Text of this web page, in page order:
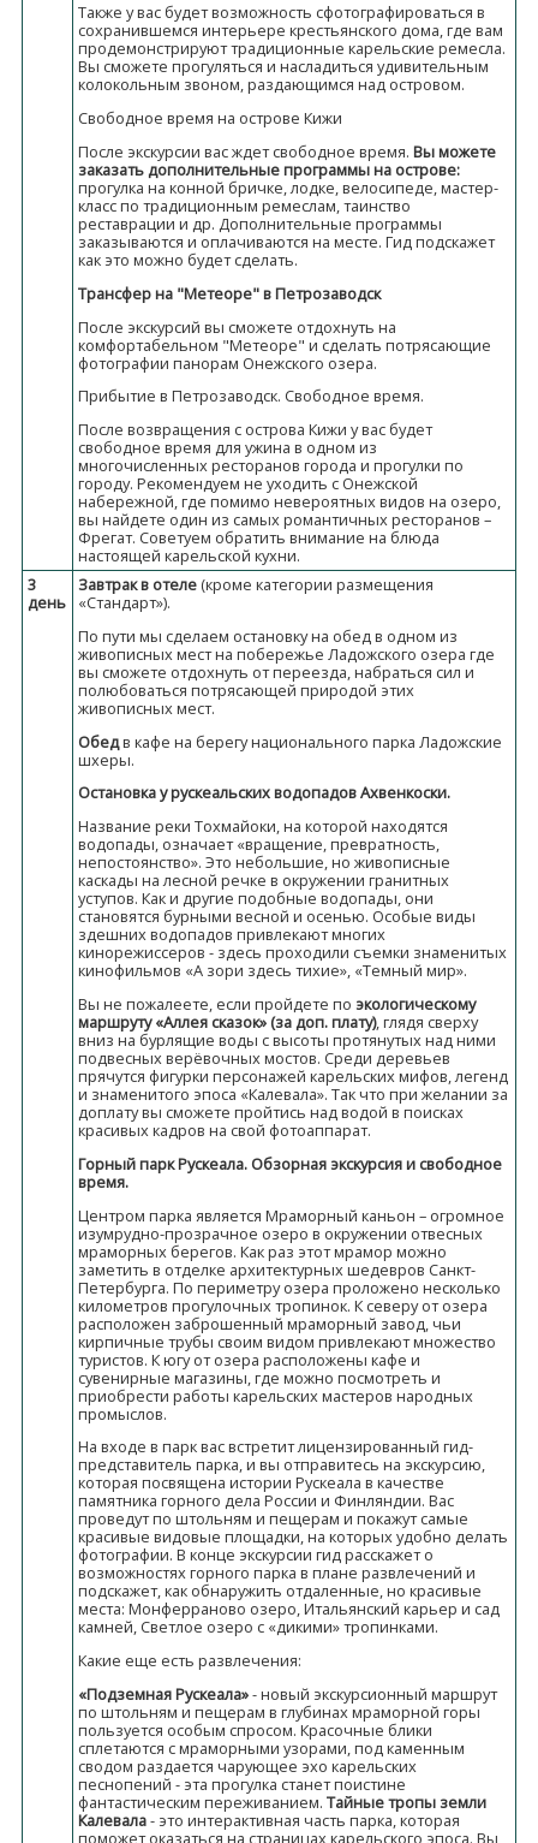
Также у вас будет возможность сфотографироваться в
сохранившемся интерьере крестьянского дома, где вам
продемонстрируют традиционные карельские ремесла.
Вы сможете прогуляться и насладиться удивительным
колокольным звоном, раздающимся над островом.
Свободное время на острове Кижи
После экскурсии вас ждет свободное время. Вы можете
заказать дополнительные программы на острове:
прогулка на конной бричке, лодке, велосипеде, мастер-
класс по традиционным ремеслам, таинство
реставрации и др. Дополнительные программы
заказываются и оплачиваются на месте. Гид подскажет
как это можно будет сделать.
Трансфер на "Метеоре" в Петрозаводск
После экскурсий вы сможете отдохнуть на
комфортабельном "Метеоре" и сделать потрясающие
фотографии панорам Онежского озера.
Прибытие в Петрозаводск. Свободное время.
После возвращения с острова Кижи у вас будет
свободное время для ужина в одном из
многочисленных ресторанов города и прогулки по
городу. Рекомендуем не уходить с Онежской
набережной, где помимо невероятных видов на озеро,
вы найдете один из самых романтичных ресторанов –
Фрегат. Советуем обратить внимание на блюда
настоящей карельской кухни.
3
день
Завтрак в отеле (кроме категории размещения
«Стандарт»).
По пути мы сделаем остановку на обед в одном из
живописных мест на побережье Ладожского озера где
вы сможете отдохнуть от переезда, набраться сил и
полюбоваться потрясающей природой этих
живописных мест.
Обедв кафе на берегу национального парка Ладожские
шхеры.
Остановка у рускеальских водопадов Ахвенкоски.
Название реки Тохмайоки, на которой находятся
водопады, означает «вращение, превратность,
непостоянство». Это небольшие, но живописные
каскады на лесной речке в окружении гранитных
уступов. Как и другие подобные водопады, они
становятся бурными весной и осенью. Особые виды
здешних водопадов привлекают многих
кинорежиссеров - здесь проходили съемки знаменитых
кинофильмов «А зори здесь тихие», «Темный мир».
Вы не пожалеете, если пройдете по экологическому
маршруту «Аллея сказок» (за доп. плату), глядя сверху
вниз на бурлящие воды с высоты протянутых над ними
подвесных верёвочных мостов. Среди деревьев
прячутся фигурки персонажей карельских мифов, легенд
и знаменитого эпоса «Калевала». Так что при желании за
доплату вы сможете пройтись над водой в поисках
красивых кадров на свой фотоаппарат.
Горный парк Рускеала. Обзорная экскурсия и свободное
время.
Центром парка является Мраморный каньон – огромное
изумрудно-прозрачное озеро в окружении отвесных
мраморных берегов. Как раз этот мрамор можно
заметить в отделке архитектурных шедевров Санкт-
Петербурга. По периметру озера проложено несколько
километров прогулочных тропинок. К северу от озера
расположен заброшенный мраморный завод, чьи
кирпичные трубы своим видом привлекают множество
туристов. К югу от озера расположены кафе и
сувенирные магазины, где можно посмотреть и
приобрести работы карельских мастеров народных
промыслов.
На входе в парк вас встретит лицензированный гид-
представитель парка, и вы отправитесь на экскурсию,
которая посвящена истории Рускеала в качестве
памятника горного дела России и Финляндии. Вас
проведут по штольням и пещерам и покажут самые
красивые видовые площадки, на которых удобно делать
фотографии. В конце экскурсии гид расскажет о
возможностях горного парка в плане развлечений и
подскажет, как обнаружить отдаленные, но красивые
места: Монферраново озеро, Итальянский карьер и сад
камней, Светлое озеро с «дикими» тропинками.
Какие еще есть развлечения:
«Подземная Рускеала»- новый экскурсионный маршрут
по штольням и пещерам в глубинах мраморной горы
пользуется особым спросом. Красочные блики
сплетаются с мраморными узорами, под каменным
сводом раздается чарующее эхо карельских
песнопений - эта прогулка станет поистине
фантастическим переживанием. Тайные тропы земли
Калевала- это интерактивная часть парка, которая
поможет оказаться на страницах карельского эпоса. Вы